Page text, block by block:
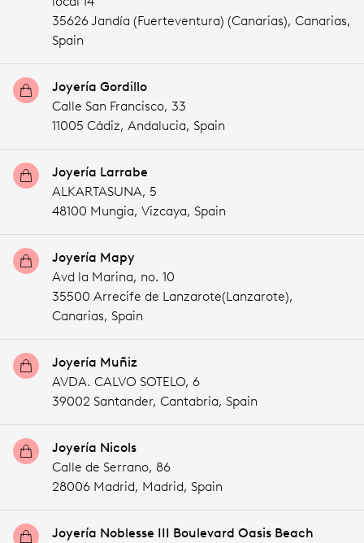
35626 Jandía (Fuerteventura) (Canarias), Canarias,
Spain
Joyería Gordillo
Calle San Francisco, 33
11005 Cádiz, Andalucia, Spain
Joyería Larrabe
ALKARTASUNA, 5
48100 Mungia, Vizcaya, Spain
Joyería Mapy
Avd la Marina, no. 10
35500 Arrecife de Lanzarote(Lanzarote),
Canarias, Spain
Joyería Muñiz
AVDA. CALVO SOTELO, 6
39002 Santander, Cantabria, Spain
Joyería Nicols
Calle de Serrano, 86
28006 Madrid, Madrid, Spain
Joyería Noblesse III Boulevard Oasis Beach